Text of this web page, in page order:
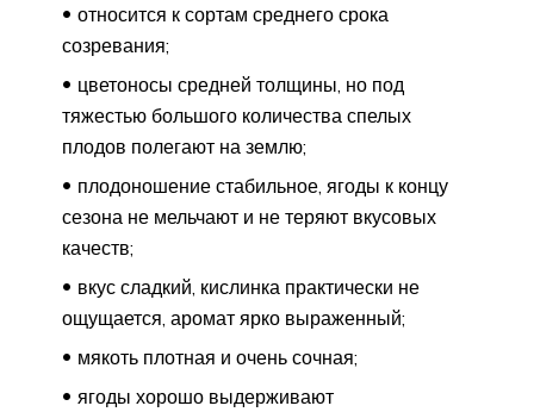
относится к сортам среднего срока
созревания;
цветоносы средней толщины, но под
тяжестью большого количества спелых
плодов полегают на землю;
плодоношение стабильное, ягоды к концу
сезона не мельчают и не теряют вкусовых
качеств;
вкус сладкий, кислинка практически не
ощущается, аромат ярко выраженный;
мякоть плотная и очень сочная;
ягоды хорошо выдерживают